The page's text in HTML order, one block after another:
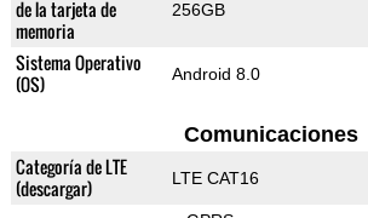
de la tarjeta de
memoria
256GB
Sistema Operativo
(OS)
Android 8.0
Comunicaciones
Categoría de LTE
(descargar)
LTE CAT16